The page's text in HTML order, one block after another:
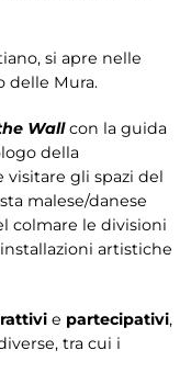
si apre nelle
delle Mura.
Wallcon la guida
della
visitare gli spazi del
malese/danese
colmare le divisioni
artistiche
e partecipativi,
tra cui i